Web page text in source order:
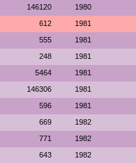
146120 1980
612 1981
555 1981
248 1981
5464 1981
146306 1981
596 1981
669 1982
771 1982
643 1982